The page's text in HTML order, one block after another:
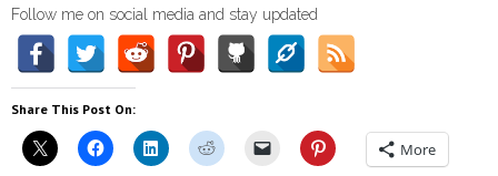
Follow me on social media and stay updated
Share This Post On:
More